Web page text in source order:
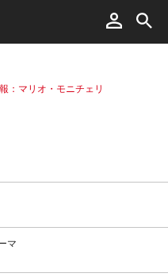
：マリオ・モニチェリ
マ